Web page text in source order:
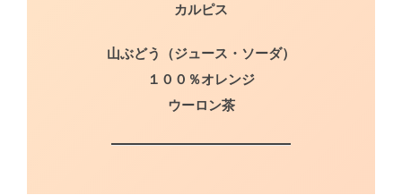
カルピス
山ぶどう（ジュース・ソーダ）
１００％オレンジ
ウーロン茶